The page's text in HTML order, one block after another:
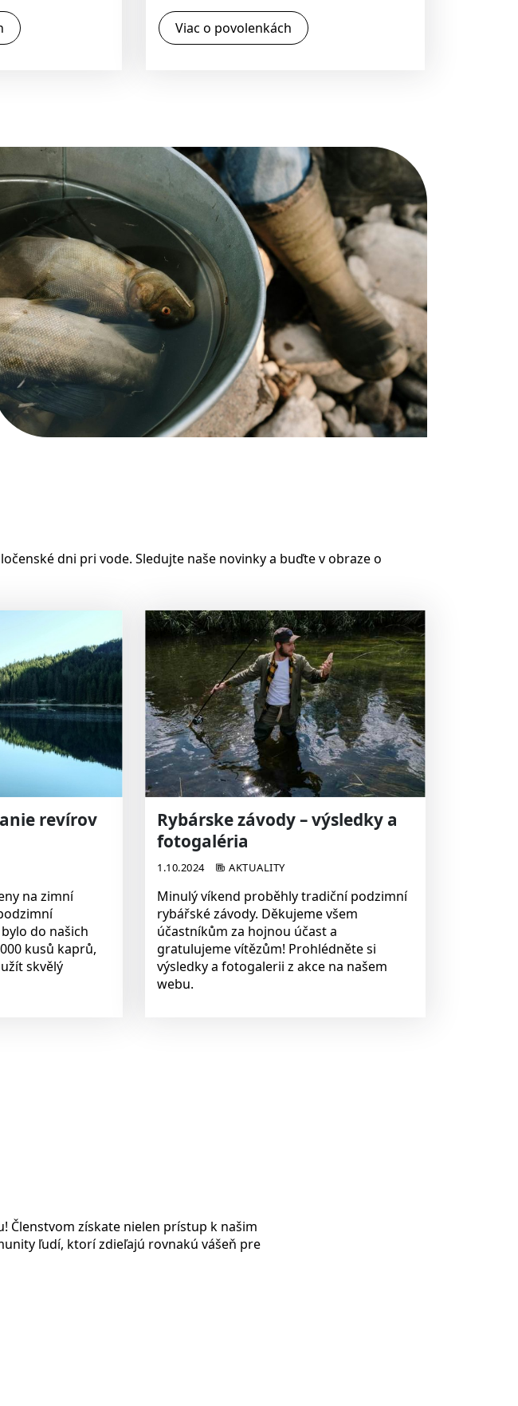
Viac o povolenkách
dni pri vode. Sledujte naše novinky a buďte v obraze o
revírov
na zimní
do našich
kusů kaprů,
skvělý
Rybárske závody – výsledky a
fotogaléria
1.10.2024 AKTUALITY
Minulý víkend proběhly tradiční podzimní
rybářské závody. Děkujeme všem
účastníkům za hojnou účast a
gratulujeme vítězům! Prohlédněte si
výsledky a fotogalerii z akce na našem
webu.
Členstvom získate nielen prístup k našim
ľudí, ktorí zdieľajú rovnakú vášeň pre